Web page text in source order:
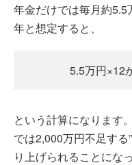
年金だけでは毎月約
年と想定すると、
5.5万円×12
という計算になります
では2,000万円不足す
り上げられることにな